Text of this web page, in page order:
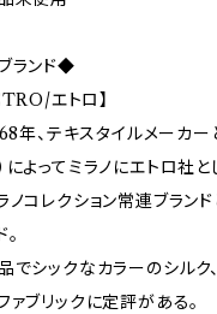
ランド◆
エトロ】
年、テキスタイルメーカ
によってミラノにエトロ社と
ノコレクション常連ブラン
。
でシックなカラーのシルク
ァブリックに定評がある。